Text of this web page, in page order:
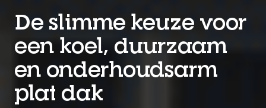
De slimme keuze voor
een koel, duurzaam
en onderhoudsarm
plat dak